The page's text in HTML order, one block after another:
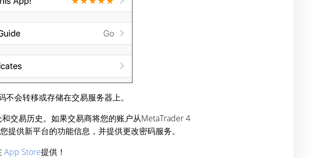
会转移或存储在交易服务器上。
交易历史。如果交易商将您的账户从MetaTrader 4
供新平台的功能信息，并提供更改密码服务。
App Store提供！